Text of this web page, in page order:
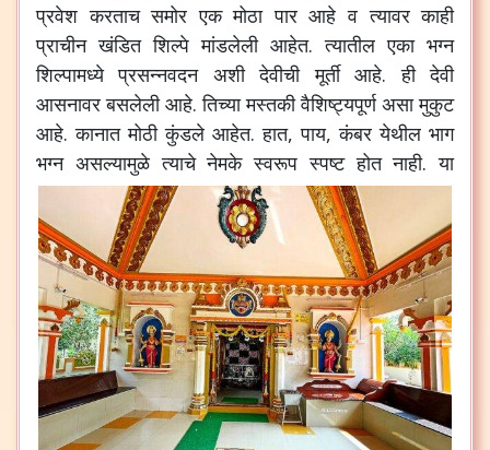
प्रवेश करताच समोर एक मोठा पार आहे व त्यावर काही
प्राचीन खंडित शिल्पे मांडलेली आहेत.त्यातील एका भग्न
शिल्पामध्ये प्रसन्नवदन अशी देवीची मूर्ती आहे.ही देवी
आसनावर बसलेली आहे.तिच्या मस्तकी वैशिष्ट्यपूर्ण असा मुकुट
आहे.कानात मोठी कुंडले आहेत.हात,पाय,कंबर येथील भाग
भग्न असल्यामुळे त्याचे नेमके स्वरूप स्पष्ट होत नाही.या